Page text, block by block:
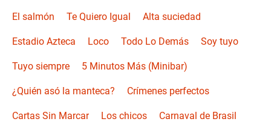
El salmón Te Quiero Igual Alta suciedad
Estadio Azteca Loco Todo Lo Demás Soy tuyo
Tuyo siempre 5 Minutos Más (Minibar)
¿Quién asó la manteca? Crímenes perfectos
Cartas Sin Marcar Los chicos Carnaval de Brasil